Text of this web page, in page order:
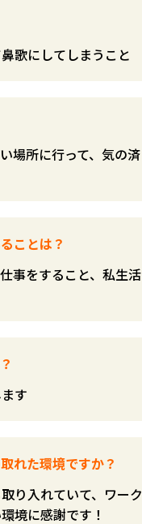
歌にしてしまうこと
場所に行って、気の済
ことは？
事をすること、私生活
す
れた環境ですか？
り入れていて、ワーク
境に感謝です！